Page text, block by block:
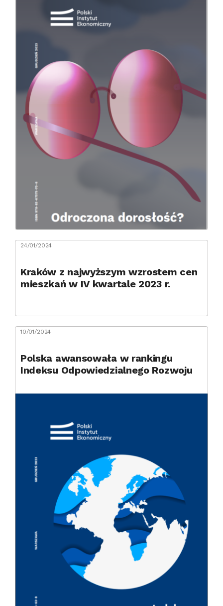
24/01/2024
Kraków z najwyższym wzrostem cen
mieszkań w IV kwartale 2023 r.
10/01/2024
Polska awansowała w rankingu
Indeksu Odpowiedzialnego Rozwoju